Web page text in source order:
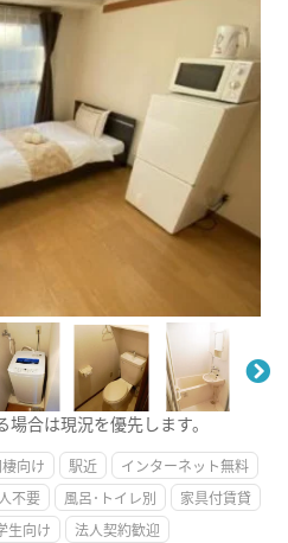
合は現況を優先します。
向け 駅近
インターネット無料
不要 風呂･トイレ別
家具付賃貸
生向け
法人契約歓迎